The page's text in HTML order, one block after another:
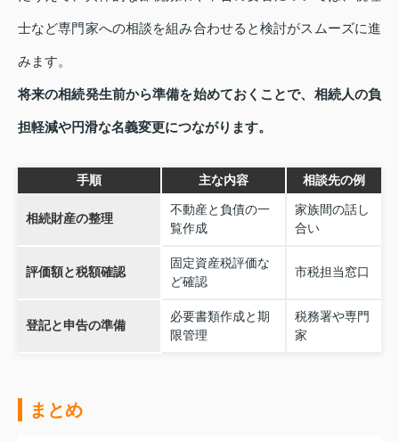
士など専門家への相談を組み合わせると検討がスムーズに進
みます。
将来の相続発生前から準備を始めておくことで、相続人の負
担軽減や円滑な名義変更につながります。
手順 主な内容 相談先の例
相続財産の整理
不動産と負債の一
覧作成
家族間の話し
合い
評価額と税額確認
固定資産税評価な
ど確認
市税担当窓口
登記と申告の準備
必要書類作成と期
限管理
税務署や専門
家
まとめ